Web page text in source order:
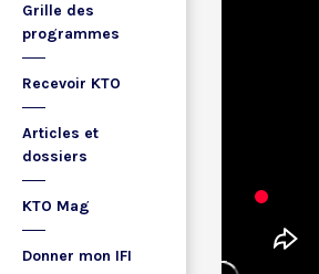
Grille des
programmes
Recevoir KTO
Articles et
dossiers
KTO Mag
Donner mon IFI